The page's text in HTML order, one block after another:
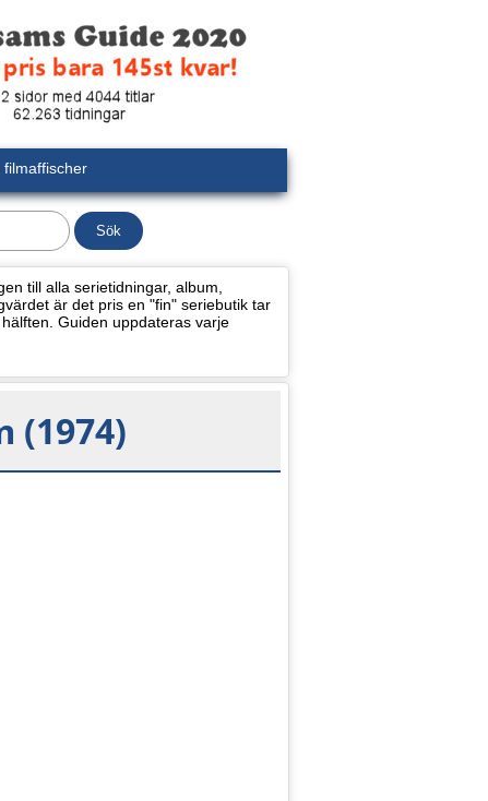
filmaffischer
till alla serietidningar, album,
är det pris en "fin" seriebutik tar
Guiden uppdateras varje
(1974)